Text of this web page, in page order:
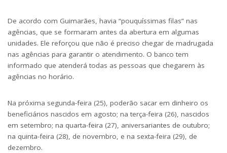
De acordo com Guimarães, havia “pouquíssimas filas” nas
agências, que se formaram antes da abertura em algumas
unidades. Ele reforçou que não é preciso chegar de madrugada
nas agências para garantir o atendimento. O banco tem
informado que atenderá todas as pessoas que chegarem às
agências no horário.
Na próxima segunda-feira (25), poderão sacar em dinheiro os
beneficiários nascidos em agosto; na terça-feira (26), nascidos
em setembro; na quarta-feira (27), aniversariantes de outubro;
na quinta-feira (28), de novembro, e na sexta-feira (29), de
dezembro.